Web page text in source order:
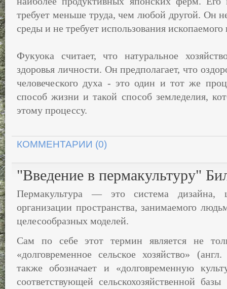
требует меньше труда, чем любой другой. Он
среды и не требует использования ископаемого
Фукуока считает, что натуральное
здоровья личности. Он предполагает, что
человеческого духа - это один и тот же
способ жизни и такой способ земледелия,
этому процессу.
КОММЕНТАРИИ (0)
"Введение в пермакультуру"
Пермакультура — это система дизайна,
организации пространства, занимаемого
целесообразных моделей.
Сам по себе этот термин является не
«долговременное сельское хозяйство»
также обозначает и «долговременную
соответствующей сельскохозяйственной